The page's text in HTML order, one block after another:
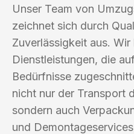
Unser Team von
zeichnet sich durch
Zuverlässigkeit aus.
Dienstleistungen, die
Bedürfnisse
nicht nur der Transport
sondern auch
und